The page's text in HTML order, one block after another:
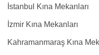
İstanbul Kına Mekanları
İzmir Kına Mekanları
Kahramanmaraş Kına